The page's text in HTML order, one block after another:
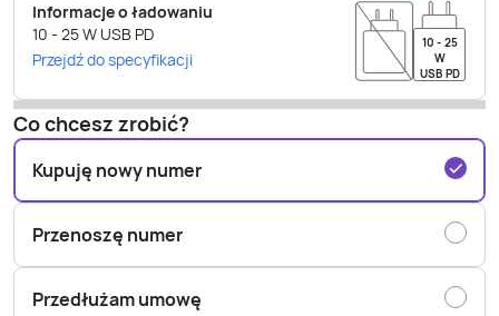
Informacje o ładowaniu
10 - 25W USB PD
Przejdź do specyfikacji
10 - 25
W
USB PD
Co chcesz zrobić?
Kupuję nowy numer
Przenoszę numer
Przedłużam umowę